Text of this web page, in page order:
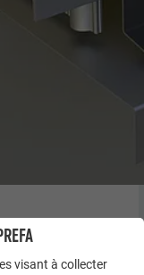
visant à collecter